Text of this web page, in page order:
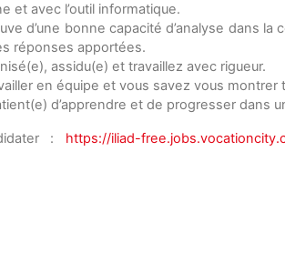
et avec l’outil informatique.
d’une bonne capacité d’analyse dans
réponses apportées.
assidu(e) et travaillez avec rigueur.
en équipe et vous savez vous montrer
d’apprendre et de progresser dans
: https://iliad-free.jobs.